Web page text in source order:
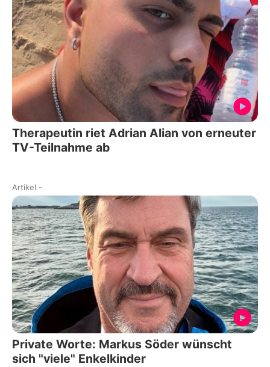
Therapeutin riet Adrian Alian von erneuter
TV-Teilnahme ab
Artikel -
Private Worte: Markus Söder wünscht
sich "viele" Enkelkinder